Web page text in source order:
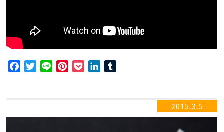
FacebookTwitterLine PinterestPocketLinkedIn
2015.3.5